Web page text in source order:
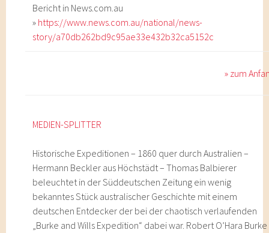
Bericht in News.com.au
» https://www.news.com.au/national/news-
story/a70db262bd9c95ae33e432b32ca5152c
» zum
MEDIEN-SPLITTER
Historische Expeditionen – 1860 quer durch Australien –
Hermann Beckler aus Höchstädt – Thomas Balbierer
beleuchtet in der Süddeutschen Zeitung ein wenig
bekanntes Stück australischer Geschichte mit einem
deutschen Entdecker der bei der chaotisch verlaufenden
„Burke and Wills Expedition“ dabei war. Robert O’Hara Burke